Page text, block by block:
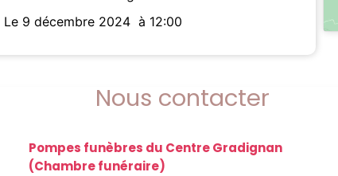
Le 9 décembre 2024 à 12:00
Nous contacter
Pompes funèbres du Centre Gradignan
(Chambre funéraire)